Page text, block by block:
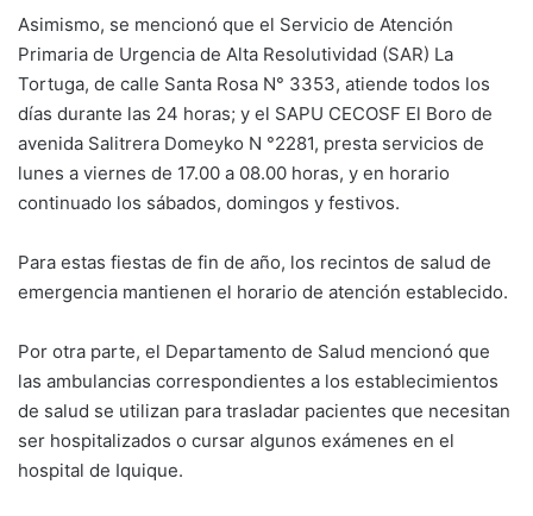
Asimismo, se mencionó que el Servicio de Atención
Primaria de Urgencia de Alta Resolutividad (SAR) La
Tortuga, de calle Santa Rosa N° 3353, atiende todos los
días durante las 24 horas; y el SAPU CECOSF El Boro de
avenida Salitrera Domeyko N °2281, presta servicios de
lunes a viernes de 17.00 a 08.00 horas, y en horario
continuado los sábados, domingos y festivos.
Para estas fiestas de fin de año, los recintos de salud de
emergencia mantienen el horario de atención establecido.
Por otra parte, el Departamento de Salud mencionó que
las ambulancias correspondientes a los establecimientos
de salud se utilizan para trasladar pacientes que necesitan
ser hospitalizados o cursar algunos exámenes en el
hospital de Iquique.